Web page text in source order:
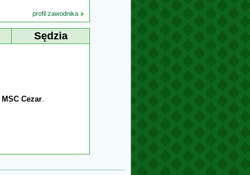
profil zawodnika
Sędzia
MSC Cezar.